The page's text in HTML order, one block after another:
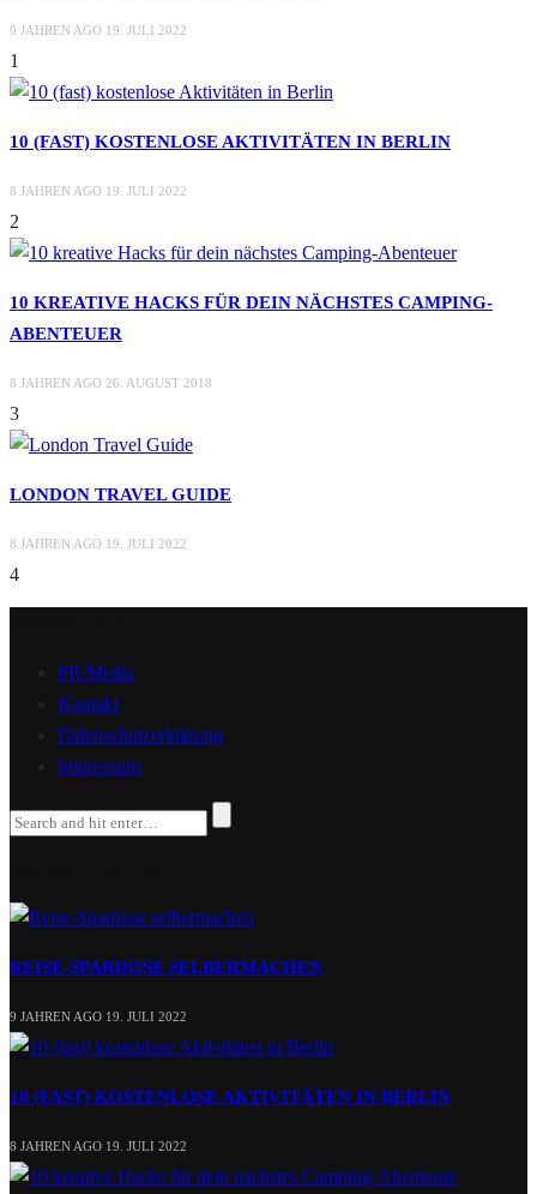
9 JAHREN AGO 19. JULI 2022
1
10 (FAST) KOSTENLOSE AKTIVITÄTEN IN BERLIN
8 JAHREN AGO 19. JULI 2022
2
10 KREATIVE HACKS FÜR DEIN NÄCHSTES CAMPING-
ABENTEUER
8 JAHREN AGO 26. AUGUST 2018
3
LONDON TRAVEL GUIDE
8 JAHREN AGO 19. JULI 2022
4
PR/Media
Kontakt
Datenschutzerklärung
Impressum
REISE-SPARDOSE SELBERMACHEN
9 JAHREN AGO 19. JULI 2022
10 (FAST) KOSTENLOSE AKTIVITÄTEN IN BERLIN
8 JAHREN AGO 19. JULI 2022